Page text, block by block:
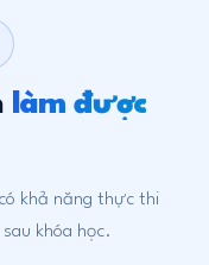
làm được
khả năng thực thi
khóa học.